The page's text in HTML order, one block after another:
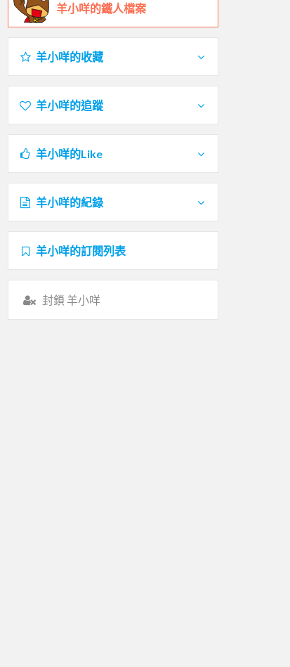
羊小咩的鐵人檔案
羊小咩的收藏
羊小咩的追蹤
羊小咩的Like
羊小咩的紀錄
羊小咩的訂閱列表
封鎖 羊小咩